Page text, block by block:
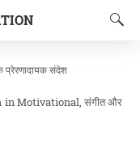
प्रेरणादायक संदेश
inMotivational संगीत और